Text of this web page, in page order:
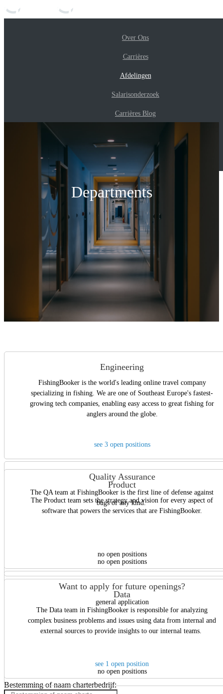
Afdelingen
Over Ons
Carrières
Afdelingen
Salarisonderzoek
Carrières Blog
Privacybeleid
Departments
Engineering
FishingBooker is the world's leading online travel company
specializing in fishing. We are one of Southeast Europe's fastest-
growing tech companies, enabling easy access to great fishing for
anglers around the globe.
see 3 open positions
Product
The Product team sets the strategy and vision for every aspect of
software that powers the services that are FishingBooker.
no open positions
Quality Assurance
The QA team at FishingBooker is the first line of defense against
bugs of any kind.
no open positions
Data
The Data team in FishingBooker is responsible for analyzing
complex business problems and issues using data from internal and
external sources to provide insights to our internal teams.
no open positions
Want to apply for future openings?
general application
see 1 open position
Bestemming of naam charterbedrijf: